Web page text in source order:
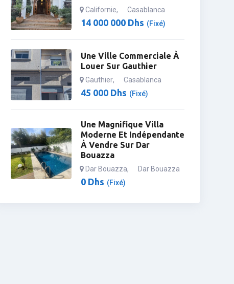
Californie, Casablanca
14 000 000 Dhs (Fixé)
Une Ville Commerciale À
Louer Sur Gauthier
Gauthier, Casablanca
45 000 Dhs (Fixé)
Une Magnifique Villa
Moderne Et Indépendante
À Vendre Sur Dar
Bouazza
Dar Bouazza, Dar Bouazza
0 Dhs (Fixé)